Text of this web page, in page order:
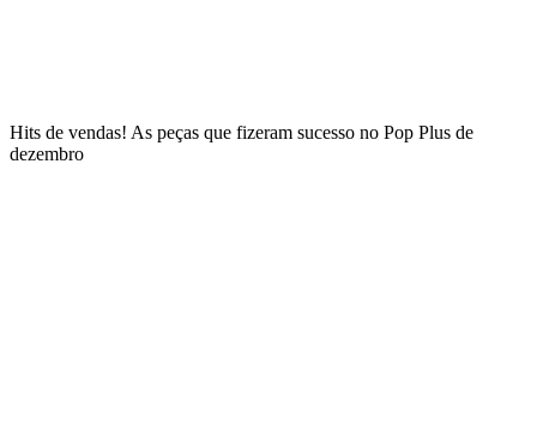
Hits de vendas! As peças que fizeram sucesso no Pop Plus de
dezembro